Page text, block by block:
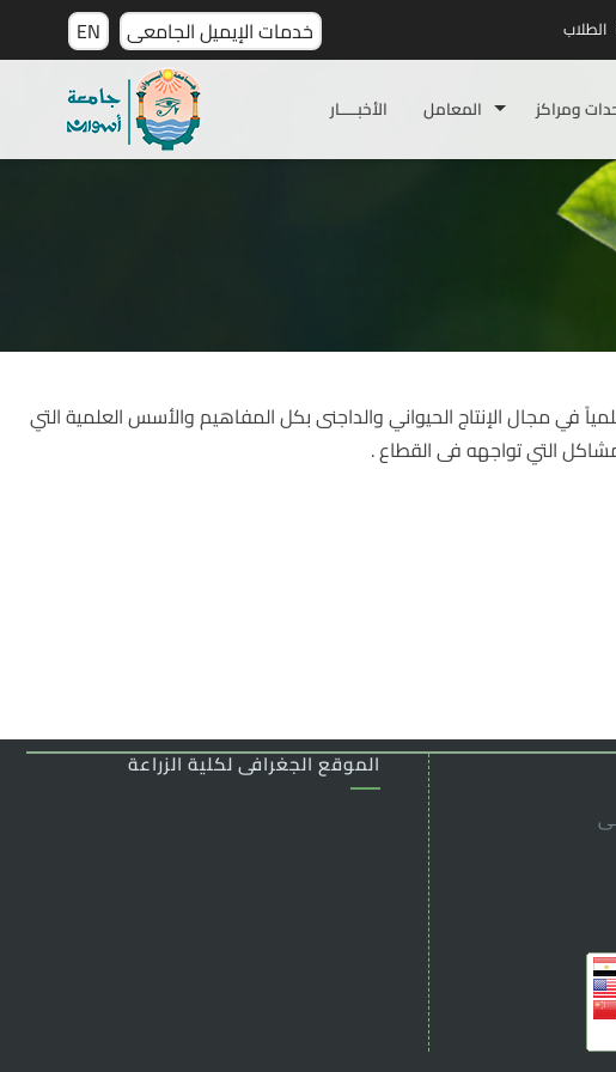
EN خدمات الإيميل الجامعى الطلاب
الأخبـــــار المعامل ومراكز
في مجال الإنتاج الحيواني والداجنى بكل المفاهيم والأسس العلمية التي
التي تواجهه فى القطاع .
الموقع الجغرافى لكلية الزراعة